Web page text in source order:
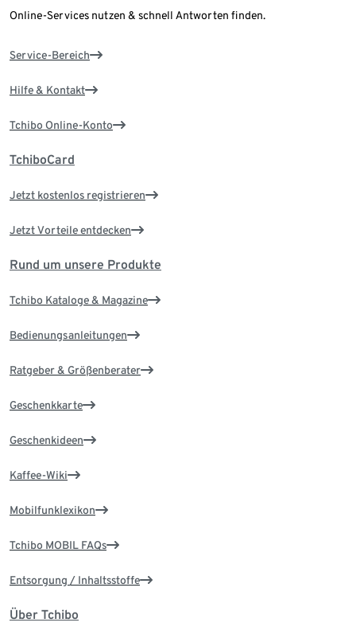
Online-Services nutzen & schnell Antworten finden.
Service-Bereich
Hilfe & Kontakt
Tchibo Online-Konto
TchiboCard
Jetzt kostenlos registrieren
Jetzt Vorteile entdecken
Rund um unsere Produkte
Tchibo Kataloge & Magazine
Bedienungsanleitungen
Ratgeber & Größenberater
Geschenkkarte
Geschenkideen
Kaffee-Wiki
Mobilfunklexikon
Tchibo MOBIL FAQs
Entsorgung / Inhaltsstoffe
Über Tchibo